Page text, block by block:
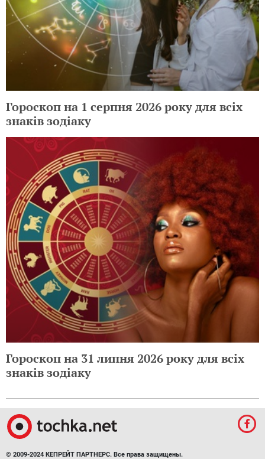
Гороскоп на 1 серпня 2026 року для всіх
знаків зодіаку
Гороскоп на 31 липня 2026 року для всіх
знаків зодіаку
© 2009-2024 КЕПРЕЙТ ПАРТНЕРС. Все права защищены.